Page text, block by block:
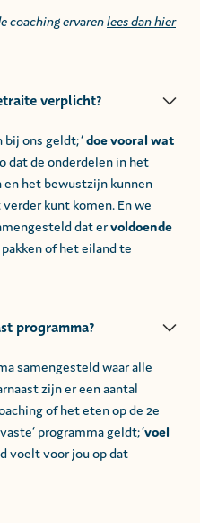
coaching ervarenlees dan hier
verplicht?
ons geldt; ‘doe vooral wat
dat de onderdelen in het
het bewustzijn kunnen
kunt komen. En we
dat ervoldoende
of het eiland te
programma?
samengesteld waar alle
zijn er een aantal
of het eten op de 2e
programma geldt; ‘voel
voelt voor jou op dat